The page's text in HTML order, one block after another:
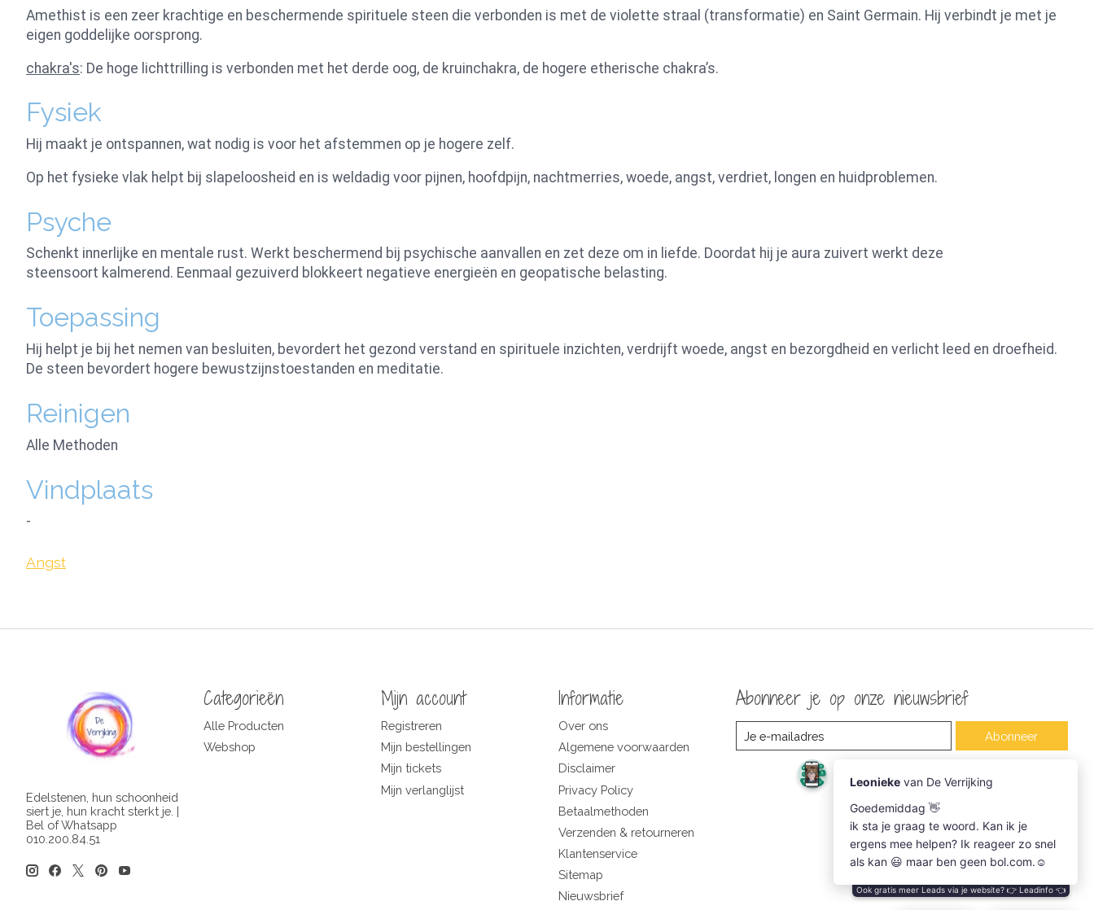
Amethist is een zeer krachtige en beschermende spirituele steen die verbonden is met de violette straal (transformatie) en Saint Germain. Hij verbindt je met je
eigen goddelijke oorsprong.
chakra's: De hoge lichttrilling is verbonden met het derde oog, de kruinchakra, de hogere etherische chakra’s.
Fysiek
Hij maakt je ontspannen, wat nodig is voor het afstemmen op je hogere zelf.
Op het fysieke vlak helpt bij slapeloosheid en is weldadig voor pijnen, hoofdpijn, nachtmerries, woede, angst, verdriet, longen en huidproblemen.
Psyche
Schenkt innerlijke en mentale rust. Werkt beschermend bij psychische aanvallen en zet deze om in liefde. Doordat hij je aura zuivert werkt deze
steensoort kalmerend. Eenmaal gezuiverd blokkeert negatieve energieën en geopatische belasting.
Toepassing
Hij helpt je bij het nemen van besluiten, bevordert het gezond verstand en spirituele inzichten, verdrijft woede, angst en bezorgdheid en verlicht leed en droefheid.
De steen bevordert hogere bewustzijnstoestanden en meditatie.
Reinigen
Alle Methoden
Vindplaats
-
Angst
Edelstenen, hun schoonheid
siert je, hun kracht sterkt je. |
Bel of Whatsapp
010.200.84.51
Categorieën
Alle Producten
Webshop
Mijn account
Registreren
Mijn bestellingen
Mijn tickets
Mijn verlanglijst
Informatie
Over ons
Algemene voorwaarden
Disclaimer
Privacy Policy
Betaalmethoden
Verzenden & retourneren
Klantenservice
Sitemap
Nieuwsbrief
Abonneer je op onze nieuwsbrief
Abonneer